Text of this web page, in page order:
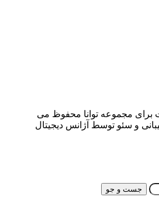
برای مجموعه توانا محفوظ می
و سئو توسط آژانس دیجیتال
جست و جو